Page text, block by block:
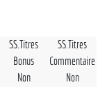
SS.Titres
Bonus
SS.Titres
Commentaire
Non
Non